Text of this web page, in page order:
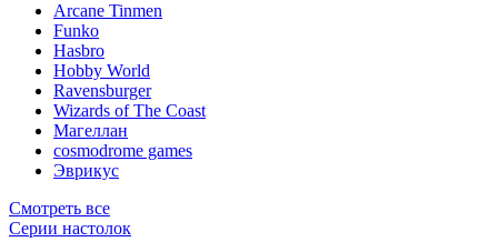
Arcane Tinmen
Funko
Hasbro
Hobby World
Ravensburger
Wizards of The Coast
Магеллан
сosmodrome games
Эврикус
Смотреть все
Серии настолок